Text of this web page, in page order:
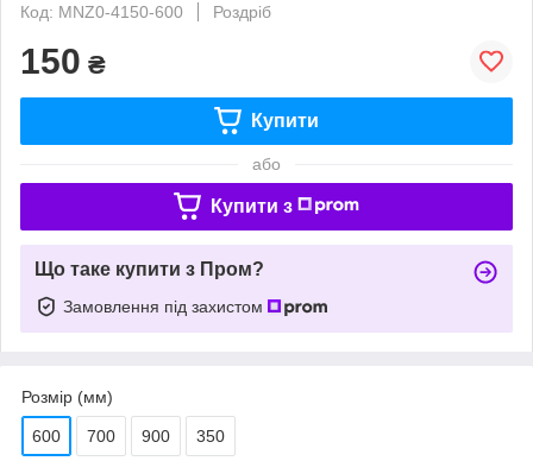
Код: MNZ0-4150-600
Роздріб
150 ₴
Купити
або
Купити з
Що таке купити з Пром?
Замовлення під захистом
Розмір (мм)
600 700 900 350